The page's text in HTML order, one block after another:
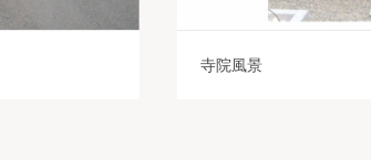
寺院風景